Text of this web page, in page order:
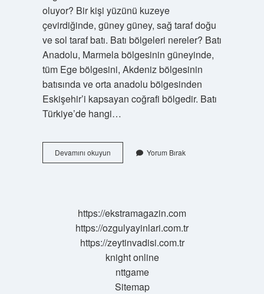
oluyor? Bir kişi yüzünü kuzeye
çevirdiğinde, güney güney, sağ taraf doğu
ve sol taraf batı. Batı bölgeleri nereler? Batı
Anadolu, Marmela bölgesinin güneyinde,
tüm Ege bölgesini, Akdeniz bölgesinin
batısında ve orta anadolu bölgesinden
Eskişehir’i kapsayan coğrafi bölgedir. Batı
Türkiye’de hangi…
Devamını okuyunTürkiyede
Batı
Yorum Bırak
https://ekstramagazin.com
https://ozgulyayinlari.com.tr
https://zeytinvadisi.com.tr
knight online
nttgame
Sitemap